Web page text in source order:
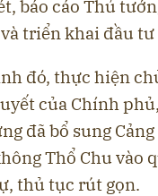
báo cáo Thủ
triển khai đầu
đó, thực hiện
của Chính
đã bổ sung
Thổ Chu vào
thủ tục rút gọn.